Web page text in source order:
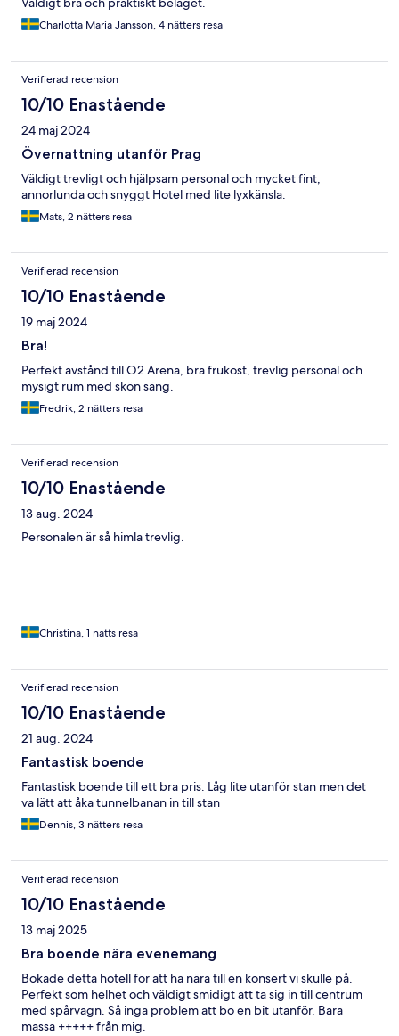
Charlotta Maria Jansson, 4 nätters resa
Verifierad recension
10/10 Enastående
24 maj 2024
Övernattning utanför Prag
Väldigt trevligt och hjälpsam personal och mycket fint,
annorlunda och snyggt Hotel med lite lyxkänsla.
Mats, 2 nätters resa
Verifierad recension
10/10 Enastående
19 maj 2024
Bra!
Perfekt avstånd till O2 Arena, bra frukost, trevlig personal och
mysigt rum med skön säng.
Fredrik, 2 nätters resa
Verifierad recension
10/10 Enastående
13 aug. 2024
Personalen är så himla trevlig.
Christina, 1 natts resa
Verifierad recension
10/10 Enastående
21 aug. 2024
Fantastisk boende
Fantastisk boende till ett bra pris. Låg lite utanför stan men det
va lätt att åka tunnelbanan in till stan
Dennis, 3 nätters resa
Verifierad recension
10/10 Enastående
13 maj 2025
Bra boende nära evenemang
Bokade detta hotell för att ha nära till en konsert vi skulle på.
Perfekt som helhet och väldigt smidigt att ta sig in till centrum
med spårvagn. Så inga problem att bo en bit utanför. Bara
massa +++++ från mig.